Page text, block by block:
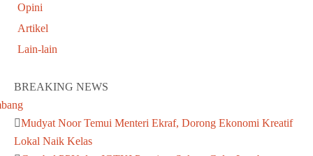
Opini
Artikel
Lain-lain
BREAKING NEWS
Mudyat Noor Temui Menteri Ekraf, Dorong Ekonomi Kreatif
Lokal Naik Kelas